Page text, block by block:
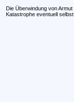
Die Überwindung von
Katastrophe eventuell